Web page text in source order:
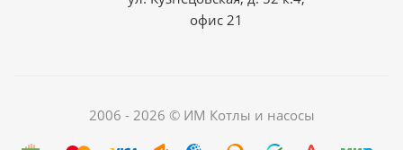
офис 21
2006 - 2026 © ИМ Котлы и насосы